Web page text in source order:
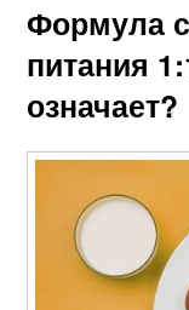
Формула
питания
означает?